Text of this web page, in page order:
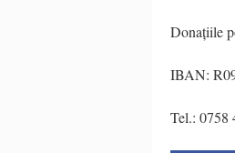
Donațiile
IBAN:
Tel.: 0758